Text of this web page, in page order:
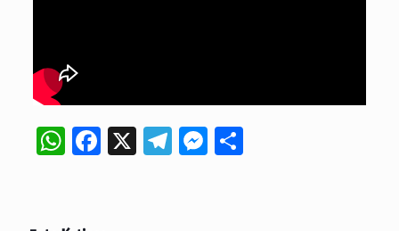
WhatsApp
Facebook
X Telegram
Messenger
Compartir